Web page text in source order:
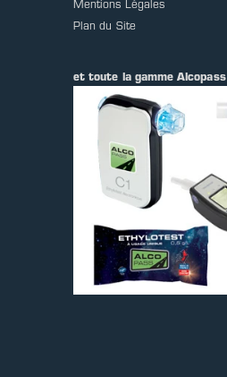
Mentions Légales
Plan du Site
et toute la gamme Alcopass